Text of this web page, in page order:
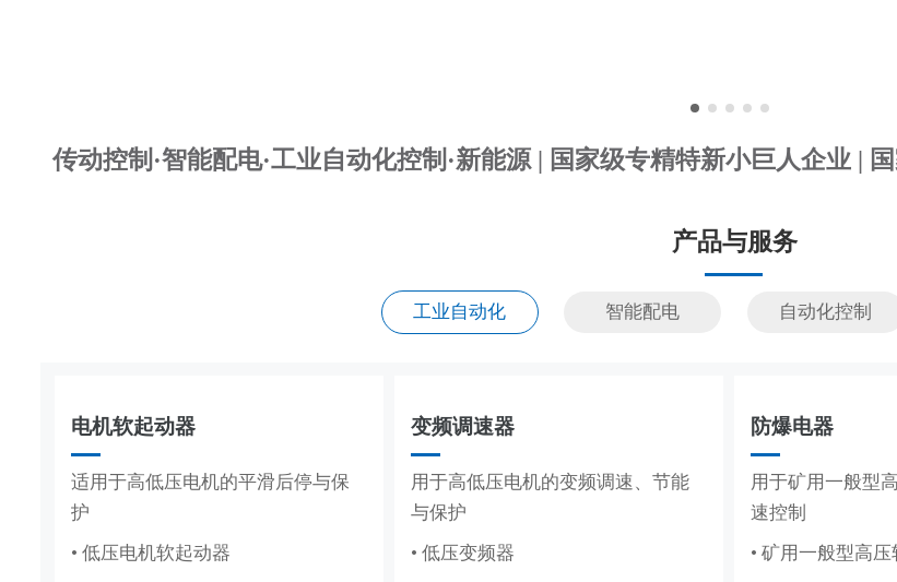
传动控制·智能配电·工业自动化控制·新能源 | 国家级专精特新小巨人企业 |
产品与服务
工业自动化 智能配电 自动化控制
电机软起动器
适用于高低压电机的平滑后停与保
护
• 低压电机软起动器
变频调速器
用于高低压电机的变频调速、节能
与保护
• 低压变频器
防爆电器
用于矿用一般型
速控制
• 矿用一般型高
成套电器
高低压成套配电柜体，适配工厂、
电网、新能源多场景配电
• 低压成套
传动控制
覆盖造纸、复卷、轧钢全场景传动
控制系统
• 造纸机传动控制系统
DCS
适配纸浆造纸、水利工程的集散控
制系统
• 纸浆造纸DCS
MCS
用于高低压电机
与保护
• 辅助控制系统
集装箱式储能系统
标准化集成储能，适配大型电站储
能场景
工商业储能系统
分布式储能，满足企业峰谷节电需
求